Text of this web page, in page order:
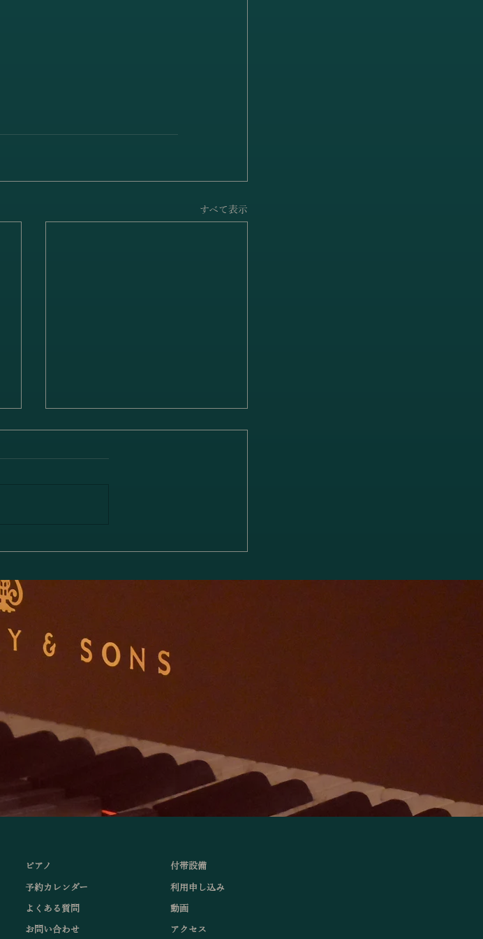
すべて表示
「林綾乃＆野川かおる 2台ピ
ピアノ 付帯設備
予約カレンダー 利用申し込み
よくある質問 動画
お問い合わせ アクセス